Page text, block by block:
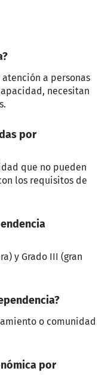
a personas
necesitan
por
que no pueden
los requisitos de
y Grado III (gran
o comunidad
por